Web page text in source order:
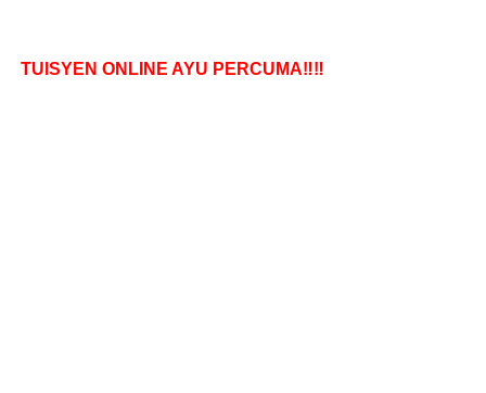
TUISYEN ONLINE AYU PERCUMA‼️‼️